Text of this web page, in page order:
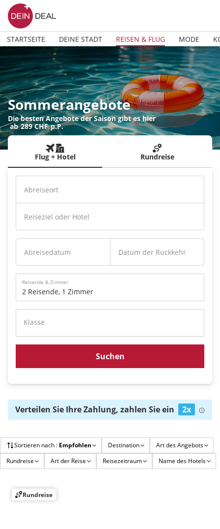
STARTSEITE DEINE STADT REISEN & FLUG MODE
Sommerangebote
Die besten Angebote der Saison gibt es hier
ab 289 CHF p.P.
Flug + Hotel Rundreise
Abreiseort
Reiseziel oder Hotel
Abreisedatum Datum der Rückkehr
Reisende & Zimmer
2 Reisende, 1 Zimmer
Klasse
Suchen
Verteilen Sie Ihre Zahlung, zahlen Sie ein 2x
Sortieren nach : Empfohlen Destination
Art des Angebots
Rundreise
Art der Reise Reisezeitraum Name des Hotels
Rundreise